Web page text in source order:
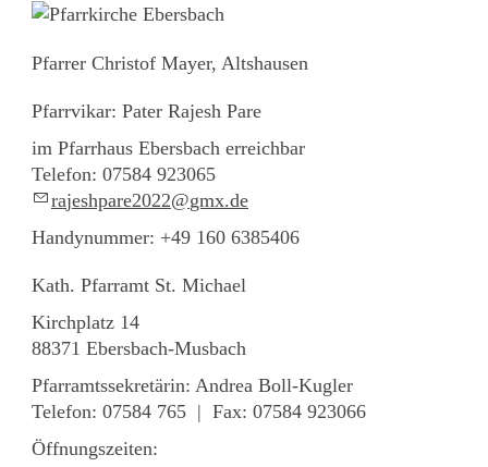
Pfarrer Christof Mayer, Altshausen
Pfarrvikar: Pater Rajesh Pare
im Pfarrhaus Ebersbach erreichbar
Telefon: 07584 923065
r j shp r 2022 gmx d
Handynummer: +49 160 6385406
Kath. Pfarramt St. Michael
Kirchplatz 14
88371 Ebersbach-Musbach
Pfarramtssekretärin: Andrea Boll-Kugler
Telefon: 07584 765 | Fax: 07584 923066
Öffnungszeiten: